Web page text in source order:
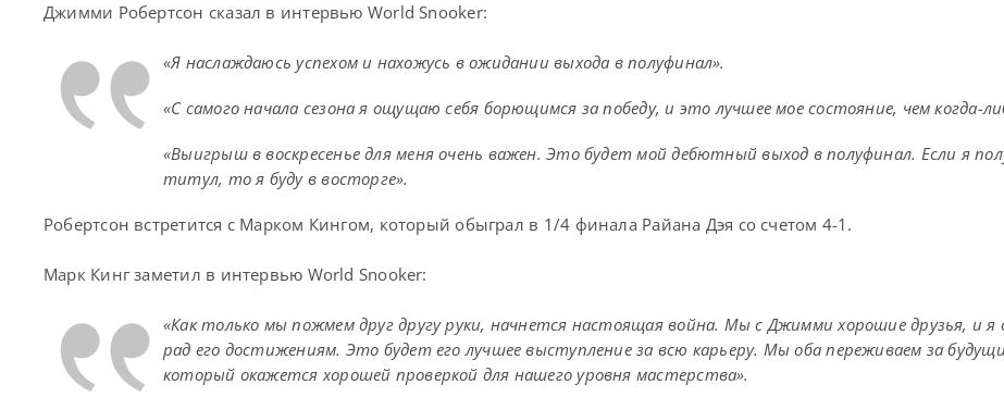
Джимми Робертсон сказал в интервью World Snooker:
«Я наслаждаюсь успехом и нахожусь в ожидании выхода в полуфинал».
«С самого начала сезона я ощущаю себя борющимся за победу, и это лучшее мое состояние, чем когда-
«Выигрыш в воскресенье для меня очень важен. Это будет мой дебютный выход в полуфинал. Если я
титул, то я буду в восторге».
Робертсон встретится с Марком Кингом, который обыграл в 1/4 финала Райана Дэя со счетом 4-1.
Марк Кинг заметил в интервью World Snooker:
«Как только мы пожмем друг другу руки, начнется настоящая война. Мы с Джимми хорошие друзья, и я
рад его достижениям. Это будет его лучшее выступление за всю карьеру. Мы оба переживаем за
который окажется хорошей проверкой для нашего уровня мастерства».